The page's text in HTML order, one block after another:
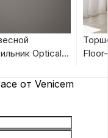
Optical
от Venicem